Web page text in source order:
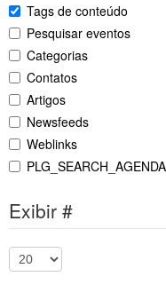
Tags de conteúdo
Pesquisar eventos
Categorias
Contatos
Artigos
Newsfeeds
Weblinks
Exibir #